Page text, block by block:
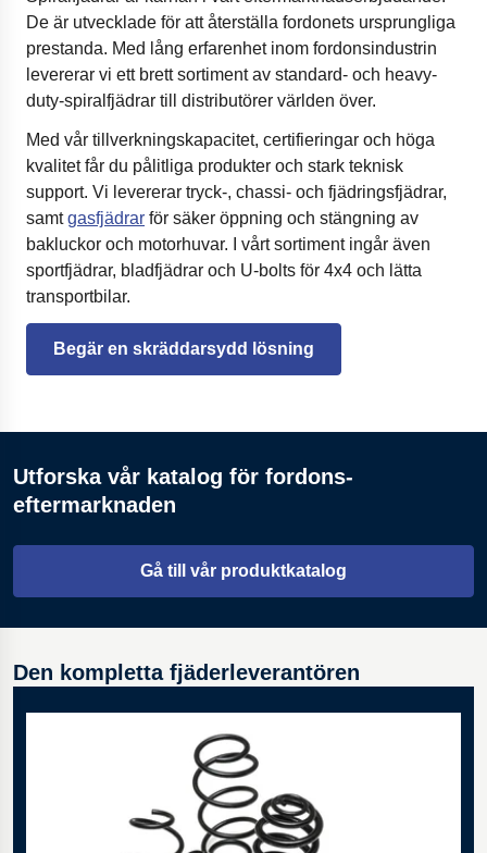
De är utvecklade för att återställa fordonets ursprungliga
prestanda. Med lång erfarenhet inom fordonsindustrin
levererar vi ett brett sortiment av standard- och heavy-
duty-spiralfjädrar till distributörer världen över.
Med vår tillverkningskapacitet, certifieringar och höga
kvalitet får du pålitliga produkter och stark teknisk
support. Vi levererar tryck-, chassi- och fjädringsfjädrar,
samtgasfjädrar för säker öppning och stängning av
bakluckor och motorhuvar. I vårt sortiment ingår även
sportfjädrar, bladfjädrar och U-bolts för 4x4 och lätta
transportbilar.
Begär en skräddarsydd lösning
Utforska vår katalog för fordons-
eftermarknaden
Gå till vår produktkatalog
Öppnas i en ny flik
Den kompletta fjäderleverantören